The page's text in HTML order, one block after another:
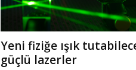
Yeni fiziğe ışık
güçlü lazerler